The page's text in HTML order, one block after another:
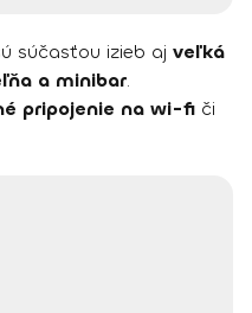
súčasťou izieb aj veľká
a minibar.
pripojenie na wi-fi či